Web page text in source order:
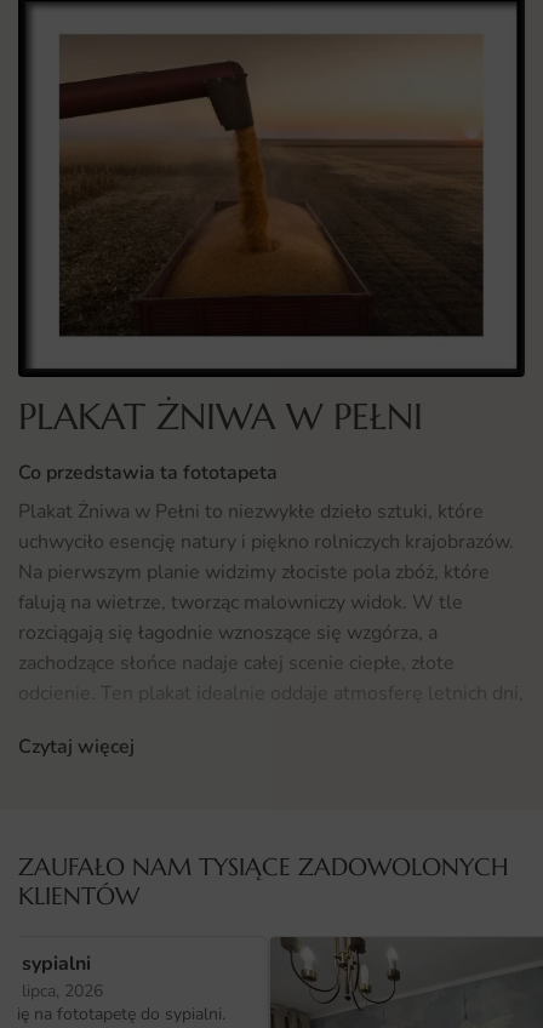
PLAKAT ŻNIWA W PEŁNI
Co przedstawia ta fototapeta
Plakat Żniwa w Pełni to niezwykłe dzieło sztuki, które
uchwyciło esencję natury i piękno rolniczych krajobrazów.
Na pierwszym planie widzimy złociste pola zbóż, które
falują na wietrze, tworząc malowniczy widok. W tle
rozciągają się łagodnie wznoszące się wzgórza, a
zachodzące słońce nadaje całej scenie ciepłe, złote
odcienie. Ten plakat idealnie oddaje atmosferę letnich dni,
starannemu uchwyceniu detali, każdy element obrazu
Plakat Żniwa w Pełni doskonale wkomponuje się w
różnorodne wnętrza, nadając im wyjątkowego charakteru.
Sprawdzi się zarówno w salonie, gdzie stanie się
centralnym punktem dekoracyjnym, jak i w jadalni, gdzie
stworzy przytulną atmosferę podczas rodzinnych spotkań.
Czytaj więcej
ZAUFAŁO NAM TYSIĄCE ZADOWOLONYCH
KLIENTÓW
sypialni
lipca, 2026
się na fototapetę do sypialni.